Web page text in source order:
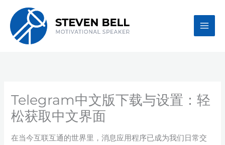
content
Telegram中文版下载与设置：轻
松获取中文界面
在当今互联互通的世界里，消息应用程序已成为我们日常交